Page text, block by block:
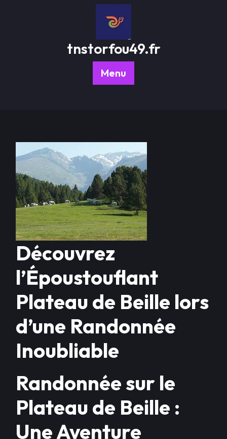
tnstorfou49.fr
Menu
Découvrez
l’Époustouflant
Plateau de Beille lors
d’une Randonnée
Inoubliable
Randonnée sur le
Plateau de Beille :
Une Aventure